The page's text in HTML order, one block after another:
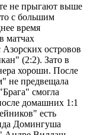
не прыгают выше
с большим
время
матчах
островов
(2:2). Зато в
хороши. После
не предвещала
смогла
домашних 1:1
есть
Домингуша